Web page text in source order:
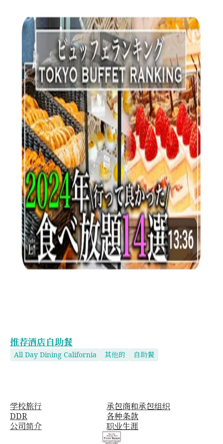
推荐酒店自助餐
All Day Dining California 其他的 自助餐
学校旅行
承包商和承包组织
DDR
各种条款
公司简介
职业生涯